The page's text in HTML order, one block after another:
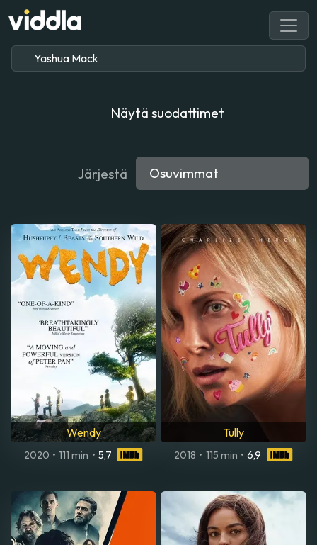
Näytä suodattimet
Järjestä
Wendy
2020 • 111 min • 5,7
Tully
2018 • 115 min • 6,9